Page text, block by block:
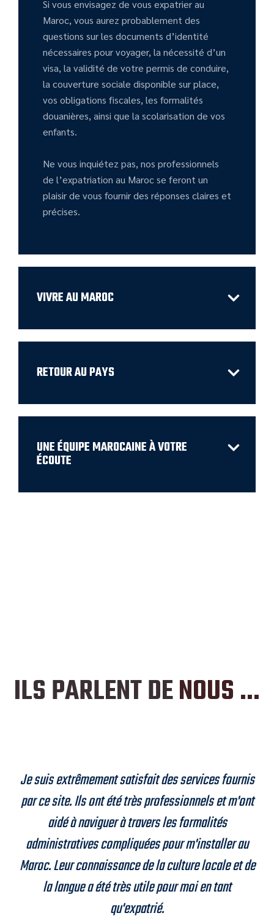
Si vous envisagez de vous expatrier au
Maroc, vous aurez probablement des
questions sur les documents d’identité
nécessaires pour voyager, la nécessité d’un
visa, la validité de votre permis de conduire,
la couverture sociale disponible sur place,
vos obligations fiscales, les formalités
douanières, ainsi que la scolarisation de vos
enfants.
Ne vous inquiétez pas, nos professionnels
de l’expatriation au Maroc se feront un
plaisir de vous fournir des réponses claires et
précises.
VIVRE AU MAROC
RETOUR AU PAYS
UNE ÉQUIPE MAROCAINE À VOTRE
ÉCOUTE
ILS PARLENT DENOUS ...
Je suis extrêmement satisfait des services fournis
par ce site. Ils ont été très professionnels et m'ont
aidé à naviguer à travers les formalités
administratives compliquées pour m'installer au
Maroc. Leur connaissance de la culture locale et de
la langue a été très utile pour moi en tant
qu'expatrié.